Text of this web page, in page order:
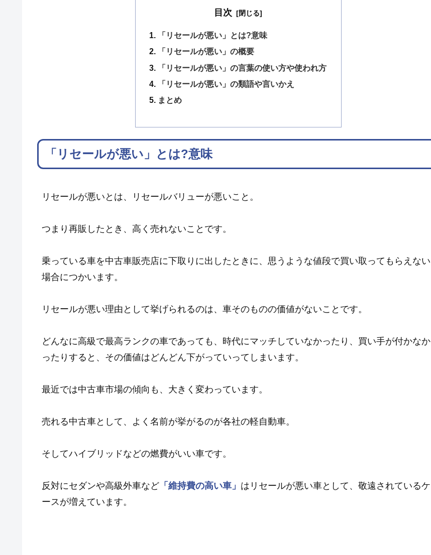
目次
「リセールが悪い」とは?意味
「リセールが悪い」の概要
「リセールが悪い」の言葉の使い方や使われ方
「リセールが悪い」の類語や言いかえ
まとめ
「リセールが悪い」とは?意味
リセールが悪いとは、リセールバリューが悪いこと。
つまり再販したとき、高く売れないことです。
乗っている車を中古車販売店に下取りに出したときに、思うような値段で買い取ってもらえない
場合につかいます。
リセールが悪い理由として挙げられるのは、車そのものの価値がないことです。
どんなに高級で最高ランクの車であっても、時代にマッチしていなかったり、買い手が付かなか
ったりすると、その価値はどんどん下がっていってしまいます。
最近では中古車市場の傾向も、大きく変わっています。
売れる中古車として、よく名前が挙がるのが各社の軽自動車。
そしてハイブリッドなどの燃費がいい車です。
反対にセダンや高級外車など 「維持費の高い車」 はリセールが悪い車として、敬遠されているケ
ースが増えています。